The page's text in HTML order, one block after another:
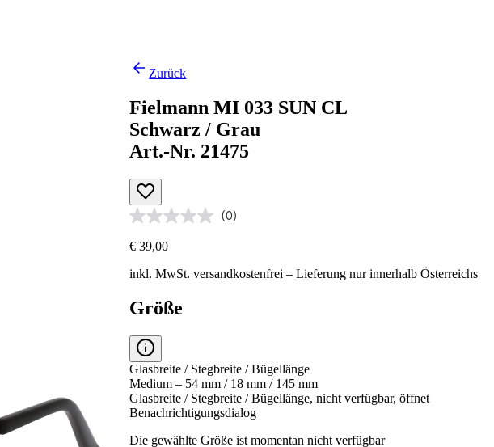
Zurück
Fielmann MI 033 SUN CL
Schwarz / Grau
Art.-Nr. 21475
(0)
€ 39,00
inkl. MwSt.versandkostenfrei – Lieferung nur innerhalb Österreichs
Größe
Glasbreite / Stegbreite / Bügellänge
Medium – 54 mm / 18 mm / 145 mm
Glasbreite / Stegbreite / Bügellänge, nicht verfügbar, öffnet
Benachrichtigungsdialog
Die gewählte Größe ist momentan nicht verfügbar